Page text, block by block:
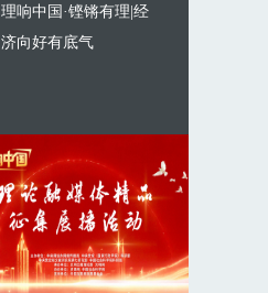
理响中国·铿锵有理|经
济向好有底气